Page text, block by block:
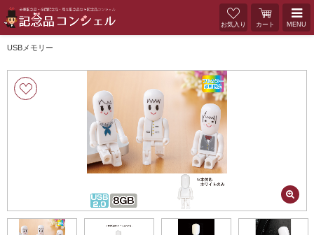
お気入り カート MENU
USBメモリー